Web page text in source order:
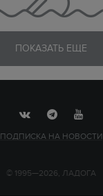
ПОКАЗАТЬ ЕЩЕ
ПОДПИСКА НА НОВОСТИ
© 1995—2026, ЛАДОГА